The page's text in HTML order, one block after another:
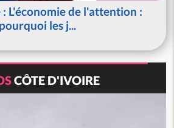
L'économie de l'attention :
pourquoi les j...
CÔTE D'IVOIRE